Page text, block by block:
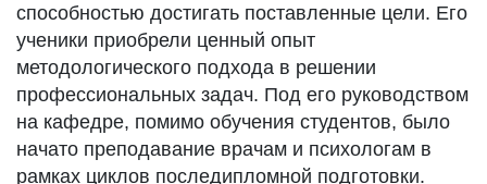
способностью достигать поставленные цели. Его
ученики приобрели ценный опыт
методологического подхода в решении
профессиональных задач. Под его руководством
на кафедре, помимо обучения студентов, было
начато преподавание врачам и психологам в
рамках циклов последипломной подготовки.